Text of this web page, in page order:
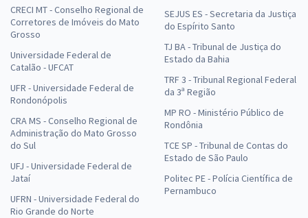
CRECI MT - Conselho Regional de
Corretores de Imóveis do Mato
Grosso
Universidade Federal de
Catalão - UFCAT
UFR - Universidade Federal de
Rondonópolis
CRA MS - Conselho Regional de
Administração do Mato Grosso
do Sul
UFJ - Universidade Federal de
Jataí
UFRN - Universidade Federal do
Rio Grande do Norte
SEJUS ES - Secretaria da Justiça
do Espírito Santo
TJ BA - Tribunal de Justiça do
Estado da Bahia
TRF 3 - Tribunal Regional Federal
da 3ª Região
MP RO - Ministério Público de
Rondônia
TCE SP - Tribunal de Contas do
Estado de São Paulo
Politec PE - Polícia Científica de
Pernambuco